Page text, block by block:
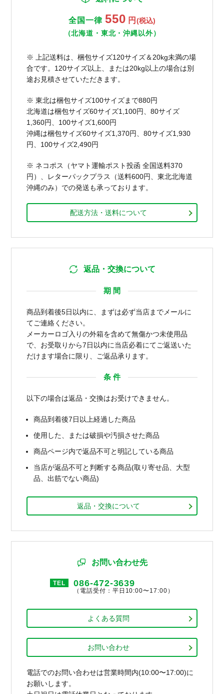
全国一律 550 円 (税込)
（北海道・東北・沖縄以外）
※ 上記送料は、梱包サイズ120サイズ＆20kg未満の場
合です。120サイズ以上、または20kg以上の場合は別
途お見積させていただきます。
※ 東北は梱包サイズ100サイズまで880円
北海道は梱包サイズ60サイズ1,100円、80サイズ
1,360円、100サイズ1,600円
沖縄は梱包サイズ60サイズ1,370円、80サイズ1,930
円、100サイズ2,490円
※ ネコポス（ヤマト運輸ポスト投函 全国送料370
円）、レターパックプラス（送料600円、東北北海道
沖縄のみ）での発送も承っております。
配送方法・送料について
返品・交換について
期 間
商品到着後5日以内に、まずは必ず当店までメールに
てご連絡ください。
メーカーロゴ入りの外箱を含めて無傷かつ未使用品
で、お受取りから7日以内に当店必着にてご返送いた
だけます場合に限り、ご返品承ります。
条 件
以下の場合は返品・交換はお受けできません。
商品到着後7日以上経過した商品
使用した、または破損や汚損させた商品
商品ページ内で返品不可と明記している商品
当店が返品不可と判断する商品(取り寄せ品、大型
品、出筋でない商品)
返品・交換について
お問い合わせ先
TEL 086-472-3639
（電話受付：平日10:00〜17:00）
よくある質問
お問い合わせ
電話でのお問い合わせは営業時間内(10:00〜17:00)に
お願いします。